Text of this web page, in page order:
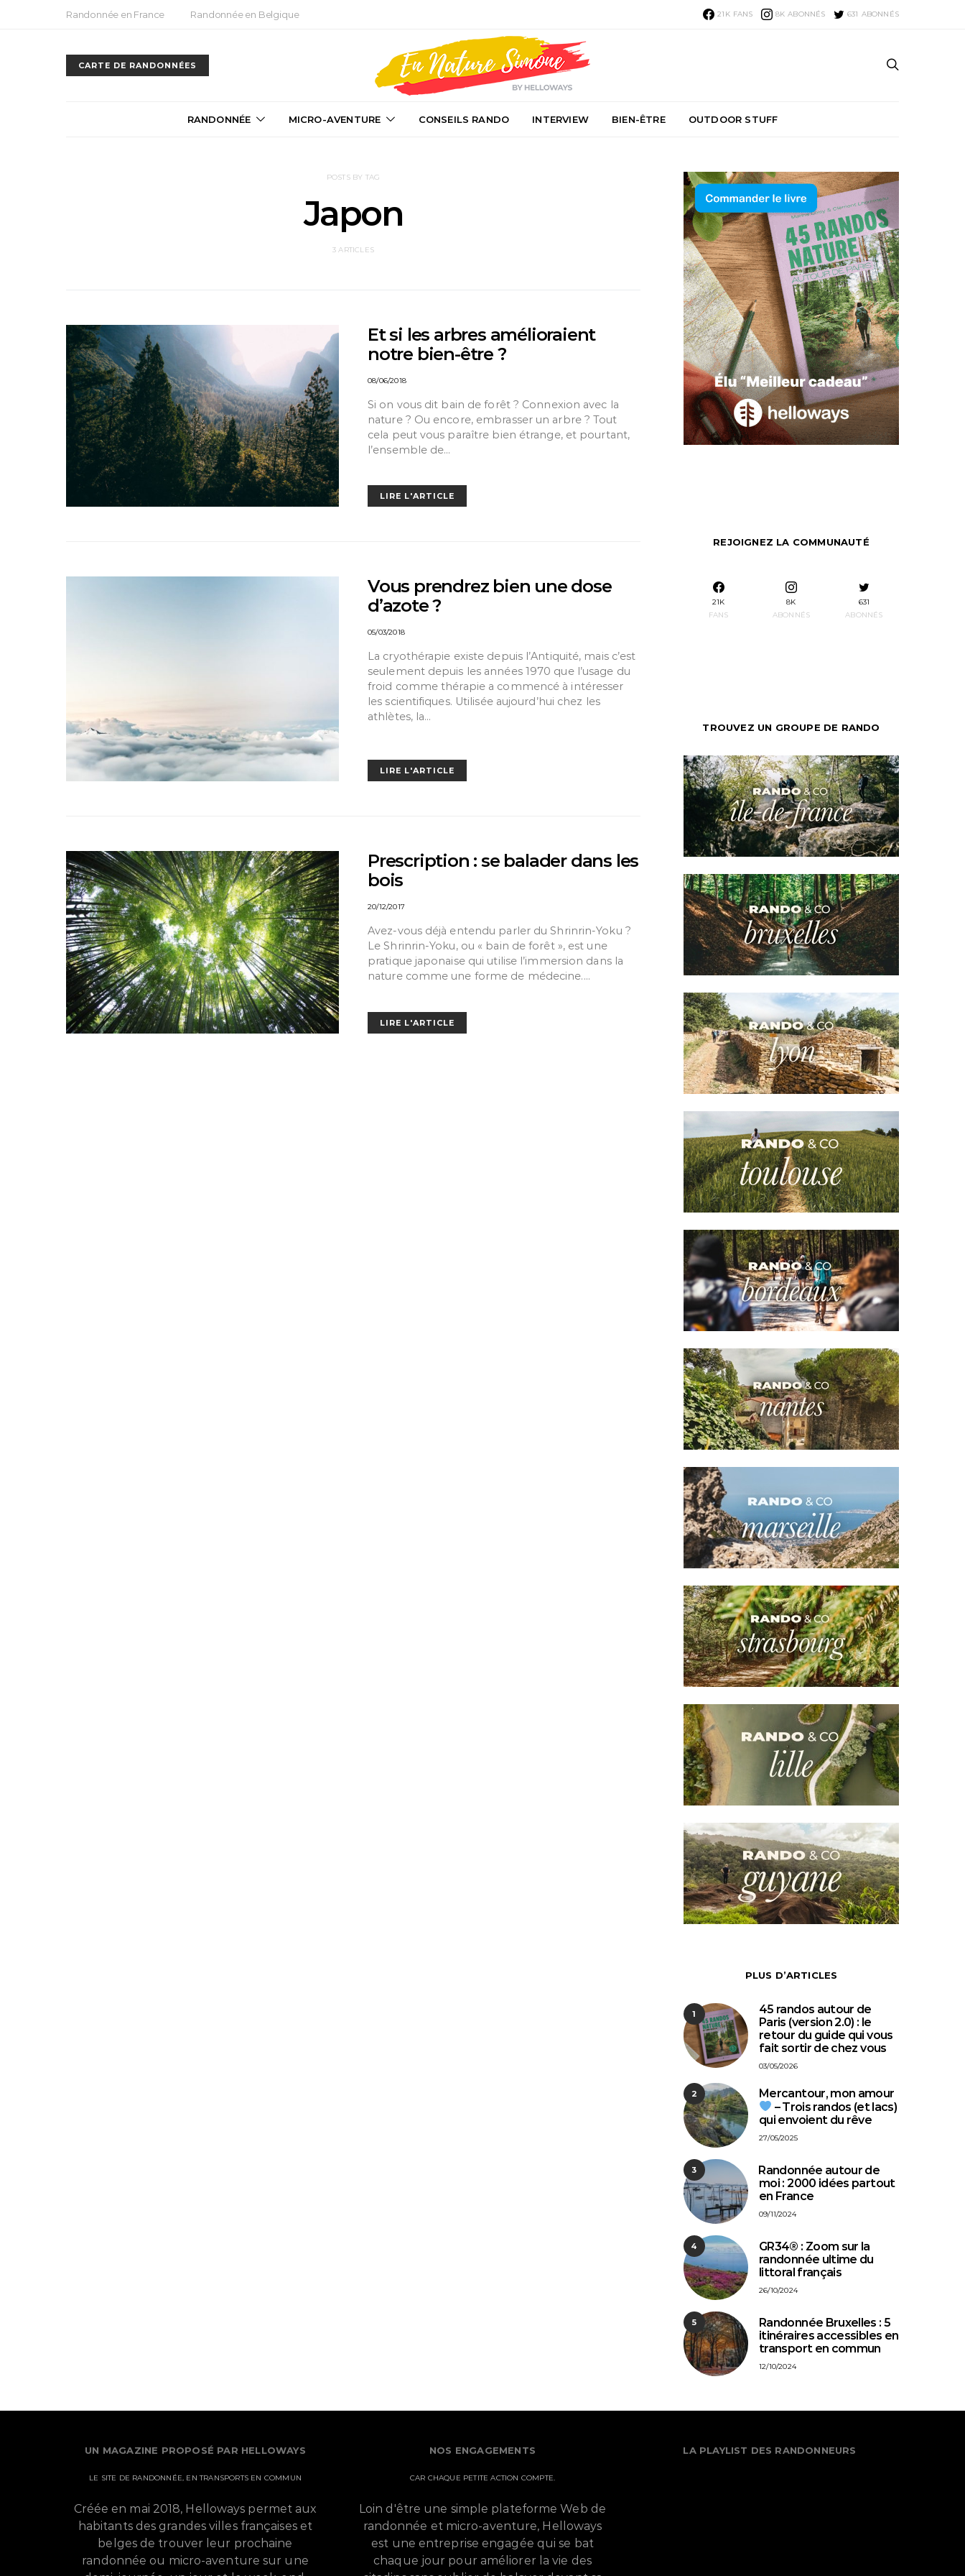
Randonnée en France Randonnée en Belgique 21K FANS 8K ABONNÉS 631 ABONNÉS
CARTE DE RANDONNÉES
RANDONNÉE MICRO-AVENTURE CONSEILS RANDO INTERVIEW BIEN-ÊTRE OUTDOOR STUFF
POSTS BY TAG
Japon
3 ARTICLES
Et si les arbres amélioraient
notre bien-être ?
08/06/2018
Si on vous dit bain de forêt ? Connexion avec la
nature ? Ou encore, embrasser un arbre ? Tout
cela peut vous paraître bien étrange, et pourtant,
l’ensemble de…
LIRE L'ARTICLE
Vous prendrez bien une dose
d’azote ?
05/03/2018
La cryothérapie existe depuis l’Antiquité, mais c’est
seulement depuis les années 1970 que l’usage du
froid comme thérapie a commencé à intéresser
les scientifiques. Utilisée aujourd’hui chez les
athlètes, la…
LIRE L'ARTICLE
Prescription : se balader dans les
bois
20/12/2017
Avez-vous déjà entendu parler du Shrinrin-Yoku ?
Le Shrinrin-Yoku, ou « bain de forêt », est une
pratique japonaise qui utilise l’immersion dans la
nature comme une forme de médecine.…
LIRE L'ARTICLE
REJOIGNEZ LA COMMUNAUTÉ
21K
FANS
8K
ABONNÉS
631
ABONNÉS
TROUVEZ UN GROUPE DE RANDO
PLUS D’ARTICLES
1
45 randos autour de
Paris (version 2.0) : le
retour du guide qui vous
fait sortir de chez vous
03/05/2026
2
Mercantour, mon amour
– Trois randos (et lacs)
qui envoient du rêve
27/05/2025
3
⁠Randonnée autour de
moi : 2000 idées partout
en France
09/11/2024
4
GR34® : Zoom sur la
randonnée ultime du
littoral français
26/10/2024
5
Randonnée Bruxelles : 5
itinéraires accessibles en
transport en commun
12/10/2024
UN MAGAZINE PROPOSÉ PAR HELLOWAYS
LE SITE DE RANDONNÉE, EN TRANSPORTS EN COMMUN
Créée en mai 2018, Helloways permet aux
habitants des grandes villes françaises et
belges de trouver leur prochaine
randonnée ou micro-aventure sur une
NOS ENGAGEMENTS
CAR CHAQUE PETITE ACTION COMPTE.
Loin d'être une simple plateforme Web de
randonnée et micro-aventure, Helloways
est une entreprise engagée qui se bat
chaque jour pour améliorer la vie des
LA PLAYLIST DES RANDONNEURS